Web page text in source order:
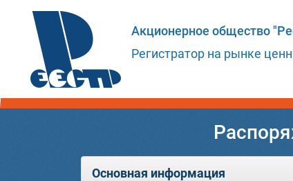
Акционерное общество
Регистратор на рынке
Основная информация